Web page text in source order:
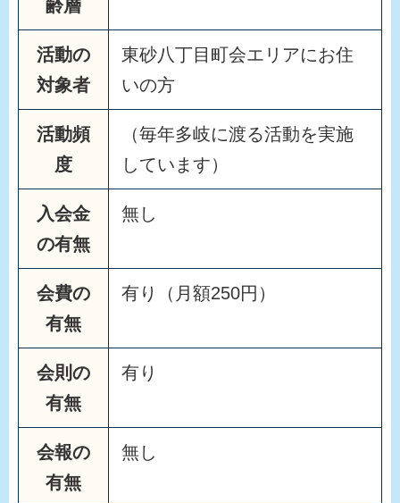
齢層
活動の
対象者
東砂八丁目町会エリアにお住
いの方
活動頻
度
（毎年多岐に渡る活動を実施
しています）
入会金
の有無
無し
会費の
有無
有り（月額250円）
会則の
有無
有り
会報の
有無
無し